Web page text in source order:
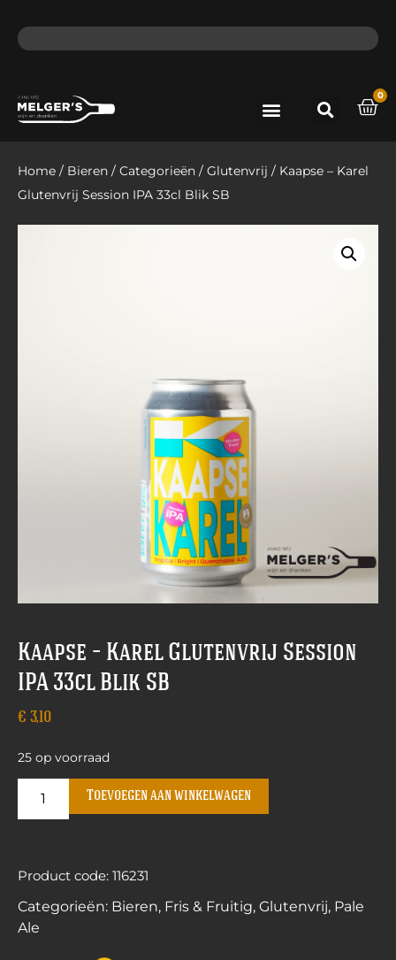
0
Home / Bieren / Categorieën / Glutenvrij / Kaapse – Karel
Glutenvrij Session IPA 33cl Blik SB
Kaapse – Karel Glutenvrij Session
IPA 33cl Blik SB
€ 3,10
25 op voorraad
Toevoegen aan winkelwagen
Product code: 116231
Categorieën: Bieren, Fris & Fruitig, Glutenvrij, Pale
Ale